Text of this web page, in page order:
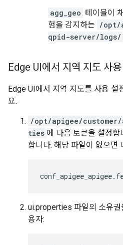
agg_geo 테이블이
험을 감지하는 /opt/
qpid-server/logs/
Edge UI에서 지역 지도 사용
Edge UI에서 지역 지도를 사용 설
요.
/opt/apigee/
ties 에 다음 토큰을 설정합
합니다. 해당 파일이 없으면
ui.properties 파일의 소유
용자: